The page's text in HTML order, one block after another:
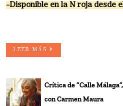
-Disponible en la N roja desde
LEER MÁS
Crítica de “Calle
con Carmen Maura